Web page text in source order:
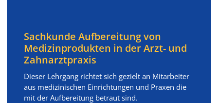
Sachkunde Aufbereitung von
Medizinprodukten in der Arzt- und
Zahnarztpraxis
Dieser Lehrgang richtet sich gezielt an Mitarbeiter
aus medizinischen Einrichtungen und Praxen die
mit der Aufbereitung betraut sind.